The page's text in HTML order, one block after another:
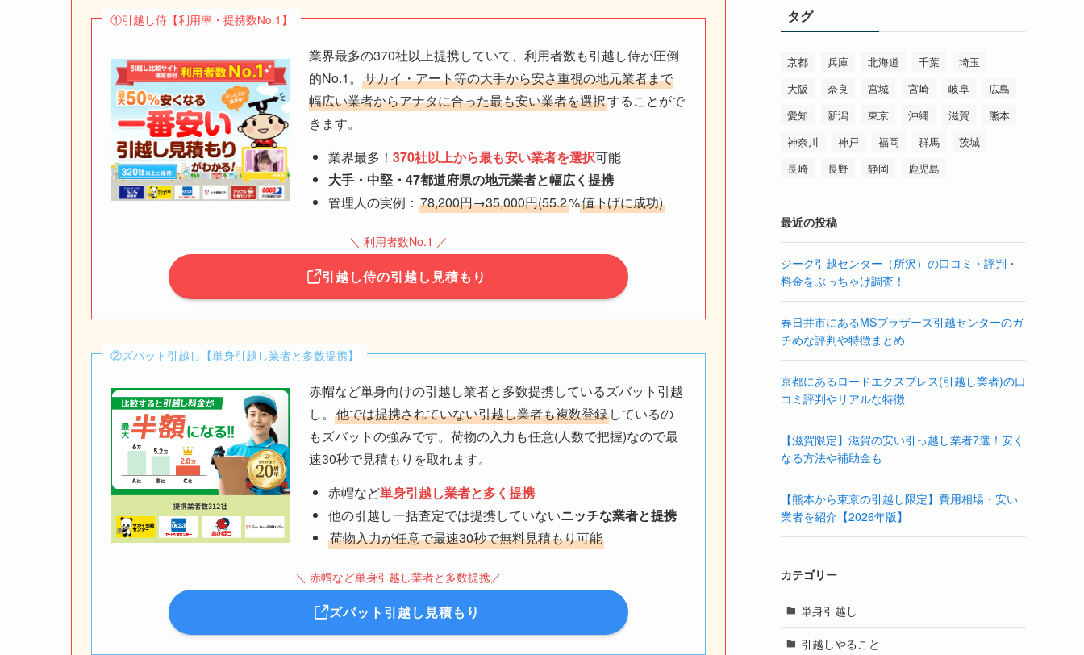
①引越し侍【利用率・提携数No.1】
業界最多の370社以上提携していて、利用者数も引越し侍が圧倒
的No.1。 サカイ・アート等の大手から安さ重視の地元業者まで
幅広い業者からアナタに合った最も安い業者を選択することがで
きます。
業界最多！ 370社以上から最も安い業者を選択可能
大手・中堅・47都道府県の地元業者と幅広く提携
管理人の実例： 78,200円→35,000円(55.2%値下げに成功)
＼ 利用者数No.1 ／
引越し侍の引越し見積もり
②ズバット引越し【単身引越し業者と多数提携】
赤帽など単身向けの引越し業者と多数提携しているズバット引越
し。 他では提携されていない引越し業者も複数登録しているの
もズバットの強みです。荷物の入力も任意(人数で把握)なので最
速30秒で見積もりを取れます。
赤帽など単身引越し業者と多く提携
他の引越し一括査定では提携していないニッチな業者と提携
荷物入力が任意で最速30秒で無料見積もり可能
＼ 赤帽など単身引越し業者と多数提携／
ズバット引越し見積もり
タグ
京都 兵庫 北海道 千葉
埼玉
大阪
奈良 宮城 宮崎 岐阜
広島
愛知
新潟 東京 沖縄 滋賀
熊本
神奈川
神戸 福岡 群馬
茨城
長崎
長野 静岡 鹿児島
最近の投稿
ジーク引越センター（所沢）の口コミ・評判・
料金をぶっちゃけ調査！
春日井市にあるMSブラザーズ引越センターのガ
チめな評判や特徴まとめ
京都にあるロードエクスプレス(引越し業者)の口
コミ評判やリアルな特徴
【滋賀限定】滋賀の安い引っ越し業者7選！安く
なる方法や補助金も
【熊本から東京の引越し限定】費用相場・安い
業者を紹介【2026年版】
カテゴリー
単身引越し
引越しやること